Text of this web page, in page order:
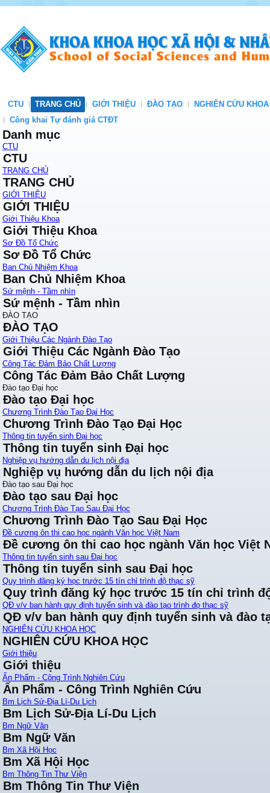
CTU TRANG CHỦ GIỚI THIỆU ĐÀO TẠO
NGHIÊN CỨU
Công khai Tự đánh giá CTĐT
Danh mục
CTU
CTU
TRANG CHỦ
TRANG CHỦ
GIỚI THIỆU
GIỚI THIỆU
Giới Thiệu Khoa
Giới Thiệu Khoa
Sơ Đồ Tổ Chức
Sơ Đồ Tổ Chức
Ban Chủ Nhiệm Khoa
Ban Chủ Nhiệm Khoa
Sứ mệnh - Tầm nhìn
Sứ mệnh - Tầm nhìn
ĐÀO TẠO
ĐÀO TẠO
Giới Thiệu Các Ngành Đào Tạo
Giới Thiệu Các Ngành Đào Tạo
Công Tác Đảm Bảo Chất Lượng
Công Tác Đảm Bảo Chất Lượng
Đào tạo Đại học
Đào tạo Đại học
Chương Trình Đào Tạo Đại Học
Chương Trình Đào Tạo Đại Học
Thông tin tuyển sinh Đại học
Thông tin tuyển sinh Đại học
Nghiệp vụ hướng dẫn du lịch nội địa
Nghiệp vụ hướng dẫn du lịch nội địa
Đào tạo sau Đại học
Đào tạo sau Đại học
Chương Trình Đào Tạo Sau Đại Học
Chương Trình Đào Tạo Sau Đại Học
Đề cương ôn thi cao học ngành Văn học Việt Nam
Đề cương ôn thi cao học ngành Văn học Việt
Thông tin tuyển sinh sau Đại học
Thông tin tuyển sinh sau Đại học
Quy trình đăng ký học trước 15 tín chỉ trình độ thạc sỹ
Quy trình đăng ký học trước 15 tín chỉ trình
QĐ v/v ban hành quy định tuyển sinh và đào tạo trình đọ thạc sỹ
QĐ v/v ban hành quy định tuyển sinh và đào
NGHIÊN CỨU KHOA HỌC
NGHIÊN CỨU KHOA HỌC
Giới thiệu
Giới thiệu
Ấn Phẩm - Công Trình Nghiên Cứu
Ấn Phẩm - Công Trình Nghiên Cứu
Bm Lịch Sử-Địa Lí-Du Lịch
Bm Lịch Sử-Địa Lí-Du Lịch
Bm Ngữ Văn
Bm Ngữ Văn
Bm Xã Hội Học
Bm Xã Hội Học
Bm Thông Tin Thư Viện
Bm Thông Tin Thư Viện